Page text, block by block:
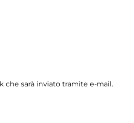
che sarà inviato tramite e-mail.